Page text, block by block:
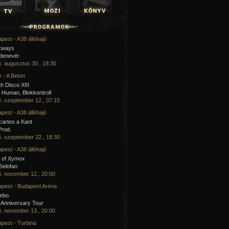
- A38 állóhajó
augusztus 30., 18:30
- A Beton
Disco XIII
Human, Blokkontroll
szeptember 12., 07:15
- A38 állóhajó
a Kant
szeptember 22., 18:30
- A38 állóhajó
of Xymox
november 12., 20:00
- Budapest Aréna
Anniversary Tour
november 13., 20:00
- Turbina